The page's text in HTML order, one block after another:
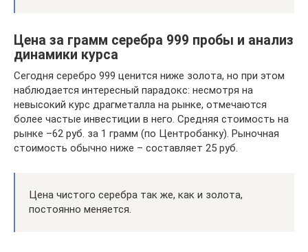
Цена за грамм серебра 999 пробы и анализ
динамики курса
Сегодня серебро 999 ценится ниже золота, но при этом
наблюдается интересный парадокс: несмотря на
невысокий курс драгметалла на рынке, отмечаются
более частые инвестиции в него. Средняя стоимость на
рынке –62 руб. за 1 грамм (по Центробанку). Рыночная
стоимость обычно ниже – составляет 25 руб.
Цена чистого серебра так же, как и золота,
постоянно меняется.